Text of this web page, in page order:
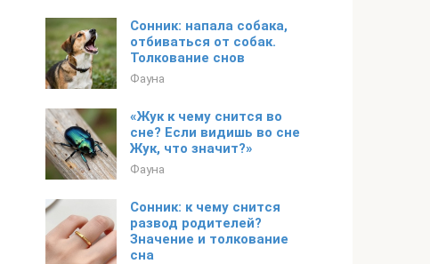
Сонник: напала собака,
отбиваться от собак.
Толкование снов
Фауна
«Жук к чему снится во
сне? Если видишь во сне
Жук, что значит?»
Фауна
Сонник: к чему снится
развод родителей?
Значение и толкование
сна